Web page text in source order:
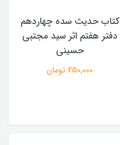
کتاب آفاق الولایه فی فقه
الامامه (2 جلدی)
950,000 تومان